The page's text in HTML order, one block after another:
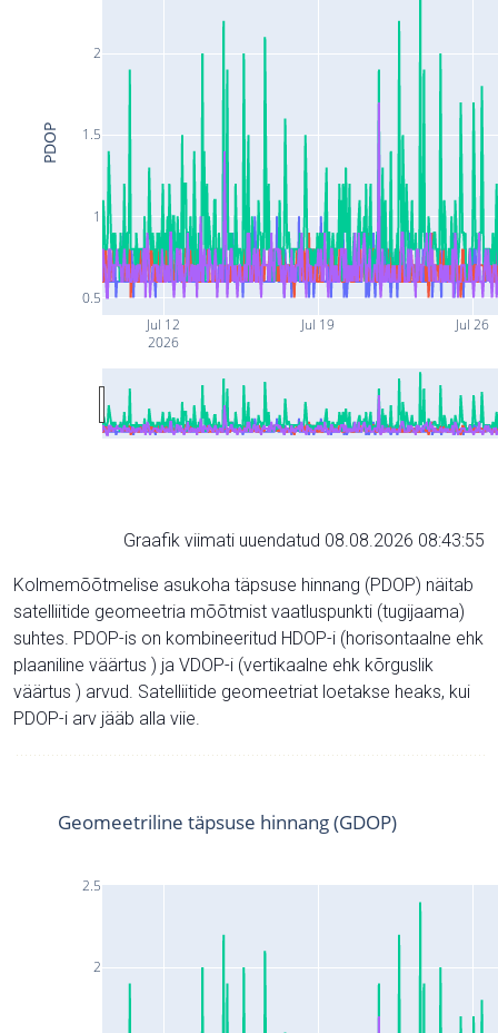
Jul 12
2026
Jul 19 Jul 26
0.5
1
1.5
2
PDOP
Graafik viimati uuendatud 08.08.2026 08:43:55
Kolmemõõtmelise asukoha täpsuse hinnang (PDOP) näitab
satelliitide geomeetria mõõtmist vaatluspunkti (tugijaama)
suhtes. PDOP-is on kombineeritud HDOP-i (horisontaalne ehk
plaaniline väärtus ) ja VDOP-i (vertikaalne ehk kõrguslik
väärtus ) arvud. Satelliitide geomeetriat loetakse heaks, kui
PDOP-i arv jääb alla viie.
2
2.5
Geomeetriline täpsuse hinnang (GDOP)